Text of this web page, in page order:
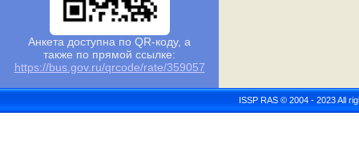
Анкета доступна по QR-коду, а
также по прямой ссылке:
https://bus.gov.ru/qrcode/rate/359057
ISSP RAS © 2004 - 2023 All